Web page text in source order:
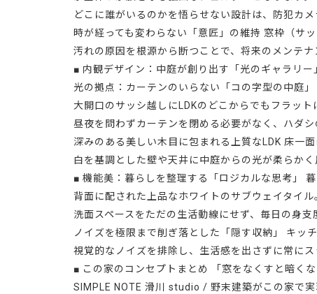
どこに誰がいるのかを悟らせない設計は、防犯カ
時が経っても変わらない「意匠」の維持 窓枠（サ
汚れの原因を根源から断つことで、将来のメンテ
■ 内観デザイン：中庭が創り出す「光のギャラリ
光の拠点：カーテンのいらない「コの字型の中庭
大開口のサッシ越しにLDKのどこからでもフラッ
昼夜を問わずカーテンを閉める必要がなく、ハダ
深みのある美しい木目に包まれる上質なLDK 床一
白を基調とした壁や天井に中庭からの光が柔らか
■ 機能美：暮らしを整理する「ロジカルな思考」
背面に配された上品なホワイトのサブウェイタイル
洗面スペースをただの生活動線にせず、毎日の身
ノイズを極限まで削ぎ落とした「隠す収納」 キッ
視覚的なノイズを排除し、生活感を出さずに常に
■ この家のコンセプトまとめ 「窓をなくすと暗く
SIMPLE NOTE 滑川 studio / 野末建築がこの家で